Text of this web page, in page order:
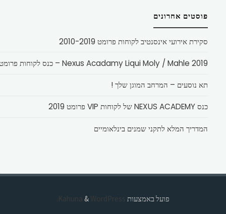
פוסטים אחרונים
סקירת אירועי אינסנטיב לקוחות פרומט 2010-2019
Nexus Acadamy Liqui Moly / Mahle 2019 – כנס לקוחות פרומט
תא נוסעים – המרחב המוגן שלך !
כנס NEXUS ACADEMY של לקוחות VIP פרומט 2019
המדריך המלא לתקני שמנים בינלאומיים
פועל באמצעות & WordPress.